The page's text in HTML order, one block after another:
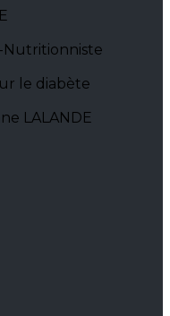
Nutritionniste
le diabète
LALANDE